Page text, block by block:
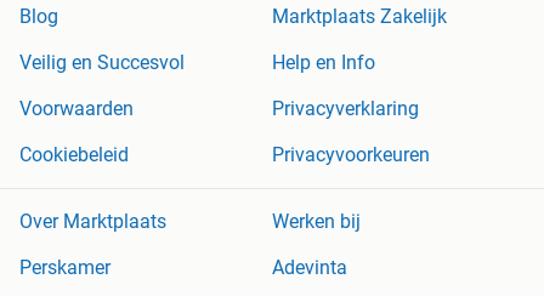
Blog
Marktplaats Zakelijk
Veilig en Succesvol
Help en Info
Voorwaarden
Privacyverklaring
Cookiebeleid
Privacyvoorkeuren
Over Marktplaats
Werken bij
Perskamer
Adevinta